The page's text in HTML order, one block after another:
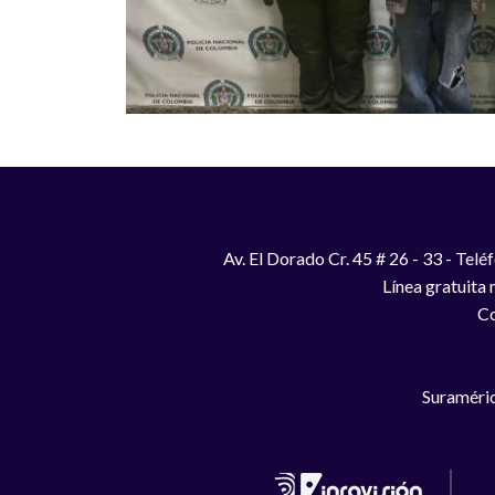
Av. El Dorado Cr. 45 # 26 - 33 -
Línea gratuita